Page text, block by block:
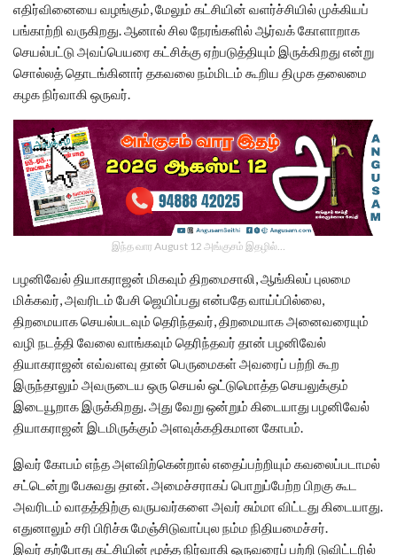
எதிர்வினையை வழங்கும், மேலும் கட்சியின் வளர்ச்சியில் முக்கியப்
பங்காற்றி வருகிறது. ஆனால் சில நேரங்களில் ஆர்வக் கோளாறாக
செயல்பட்டு அவப்பெயரை கட்சிக்கு ஏற்படுத்தியும் இருக்கிறது என்று
சொல்லத் தொடங்கினார் தகவலை நம்மிடம் கூறிய திமுக தலைமை
கழக நிர்வாகி ஒருவர்.
இந்த வார August 12 அங்குசம் இதழில்…
பழனிவேல் தியாகராஜன் மிகவும் திறமைசாலி, ஆங்கிலப் புலமை
மிக்கவர், அவரிடம் பேசி ஜெயிப்பது என்பதே வாய்ப்பில்லை,
திறமையாக செயல்படவும் தெரிந்தவர், திறமையாக அனைவரையும்
வழி நடத்தி வேலை வாங்கவும் தெரிந்தவர் தான் பழனிவேல்
தியாகராஜன் எவ்வளவு தான் பெருமைகள் அவரைப் பற்றி கூற
இருந்தாலும் அவருடைய ஒரு செயல் ஒட்டுமொத்த செயலுக்கும்
இடையூறாக இருக்கிறது. அது வேறு ஒன்றும் கிடையாது பழனிவேல்
தியாகராஜன் இடமிருக்கும் அளவுக்கதிகமான கோபம்.
இவர் கோபம் எந்த அளவிற்கென்றால் எதைப்பற்றியும் கவலைப்படாமல்
சட்டென்று பேசுவது தான். அமைச்சராகப் பொறுப்பேற்ற பிறகு கூட
அவரிடம் வாதத்திற்கு வருபவர்களை அவர் சும்மா விட்டது கிடையாது.
எதுனாலும் சரி பிரிச்சு மேஞ்சிடுவாப்புல நம்ம நிதியமைச்சர்.
இவர் தற்போது கட்சியின் மூத்த நிர்வாகி ஒருவரைப் பற்றி டுவிட்டரில்